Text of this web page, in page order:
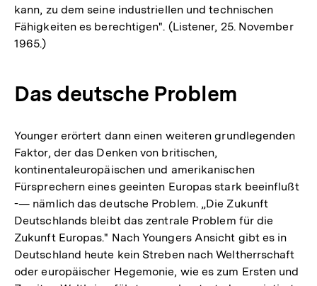
kann, zu dem seine industriellen und technischen
Fähigkeiten es berechtigen". (Listener, 25. November
1965.)
Das deutsche Problem
Younger erörtert dann einen weiteren grundlegenden
Faktor, der das Denken von britischen,
kontinentaleuropäischen und amerikanischen
Fürsprechern eines geeinten Europas stark beeinflußt
-— nämlich das deutsche Problem. „Die Zukunft
Deutschlands bleibt das zentrale Problem für die
Zukunft Europas." Nach Youngers Ansicht gibt es in
Deutschland heute kein Streben nach Weltherrschaft
oder europäischer Hegemonie, wie es zum Ersten und